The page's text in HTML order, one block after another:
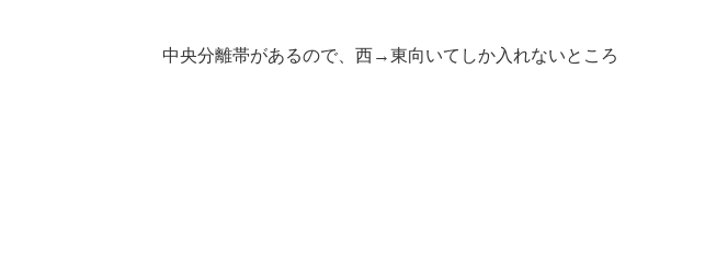
中央分離帯があるので、西→東向いてしか入れないところ